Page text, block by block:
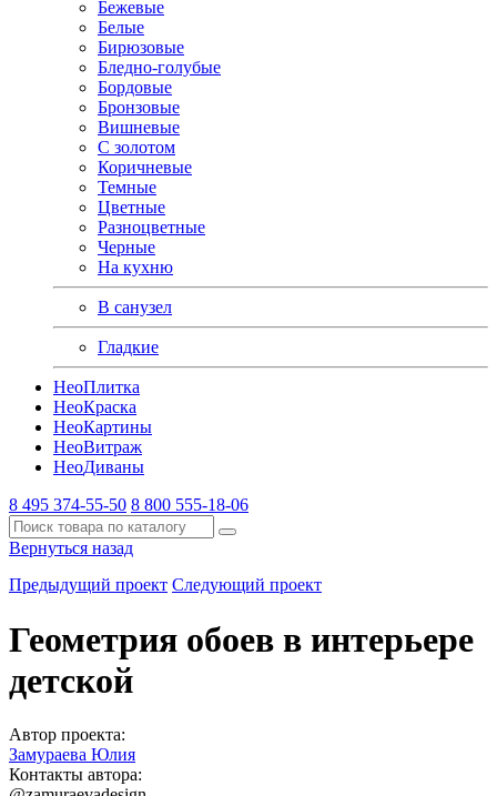
Бежевые
Белые
Бирюзовые
Бледно-голубые
Бордовые
Бронзовые
Вишневые
С золотом
Коричневые
Темные
Цветные
Разноцветные
Черные
На кухню
В санузел
Гладкие
НеоПлитка
НеоКраска
НеоКартины
НеоВитраж
НеоДиваны
8 495 374-55-50 8 800 555-18-06
Вернуться назад
Предыдущий проект Следующий проект
Геометрия обоев в интерьере
детской
Автор проекта:
Замураева Юлия
Контакты автора: